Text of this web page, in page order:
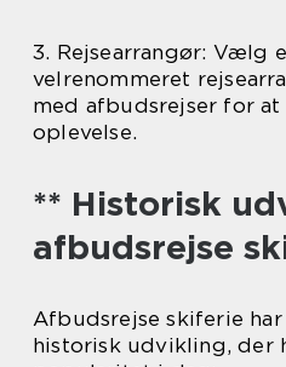
3. Rejsearrangør: Vælg
velrenommeret
med afbudsrejser for
oplevelse.
** Historisk
afbudsrejse
Afbudsrejse skiferie har
historisk udvikling, der